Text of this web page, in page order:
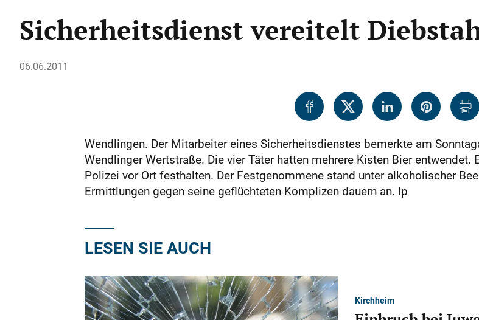
Sicherheitsdienst vereitelt
06.06.2011
Wendlingen. Der Mitarbeiter eines Sicherheitsdienstes bemerkte am
Wendlinger Wertstraße. Die vier Täter hatten mehrere Kisten Bier
Polizei vor Ort festhalten. Der Festgenommene stand unter alkoholischer
Ermittlungen gegen seine geflüchteten Komplizen dauern an. lp
LESEN SIE AUCH
Kirchheim